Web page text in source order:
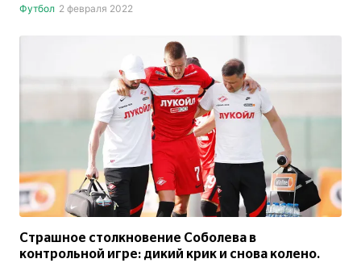
Футбол 2 февраля 2022
Страшное столкновение Соболева в
контрольной игре: дикий крик и снова колено.